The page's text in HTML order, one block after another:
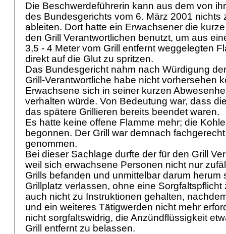
Die Beschwerdeführerin kann aus dem von
des Bundesgerichts vom 6. März 2001 nichts
ableiten. Dort hatte ein Erwachsener die
den Grill Verantwortlichen benutzt, um aus
3,5 - 4 Meter vom Grill entfernt weggelegten
direkt auf die Glut zu spritzen.
Das Bundesgericht nahm nach Würdigung
Grill-Verantwortliche habe nicht vorhersehen
Erwachsene sich in seiner kurzen
verhalten würde. Von Bedeutung war, dass
das spätere Grillieren bereits beendet waren.
Es hatte keine offene Flamme mehr; die
begonnen. Der Grill war demnach
genommen.
Bei dieser Sachlage durfte der für den Grill
weil sich erwachsene Personen nicht nur
Grills befanden und unmittelbar darum herum
Grillplatz verlassen, ohne eine Sorgfaltspflicht
auch nicht zu Instruktionen gehalten,
und ein weiteres Tätigwerden nicht mehr
nicht sorgfaltswidrig, die Anzündflüssigkeit
Grill entfernt zu belassen.